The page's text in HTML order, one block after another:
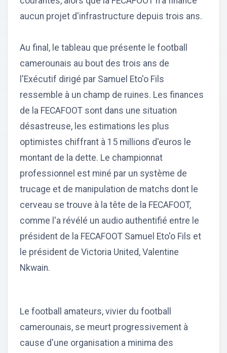
aucun projet d'infrastructure depuis trois ans.
Au final, le tableau que présente le football
camerounais au bout des trois ans de
l'Exécutif dirigé par Samuel Eto'o Fils
ressemble à un champ de ruines. Les finances
de la FECAFOOT sont dans une situation
désastreuse, les estimations les plus
optimistes chiffrant à 15 millions d'euros le
montant de la dette. Le championnat
professionnel est miné par un système de
trucage et de manipulation de matchs dont le
cerveau se trouve à la tête de la FECAFOOT,
comme l'a révélé un audio authentifié entre le
président de la FECAFOOT Samuel Eto'o Fils et
le président de Victoria United, Valentine
Nkwain.
Le football amateurs, vivier du football
camerounais, se meurt progressivement à
cause d'une organisation a minima des